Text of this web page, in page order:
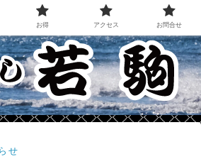
せ
お得 アクセス お問合せ